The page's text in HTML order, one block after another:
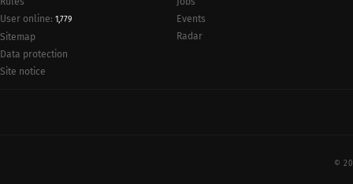
User online: 1,779
Sitemap
Data protection
Site notice
Events
Radar
©